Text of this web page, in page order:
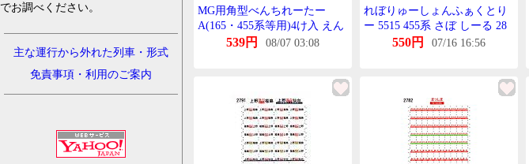
でお調べください。
主な運行から外れた列車・形式
免責事項・利用のご案内
MG用角型べんちれーたー
A(165・455系等用)4け入 えん
539円 08/07 03:08
れぼりゅーしょんふぁくとり
ー 5515 455系 さぼ しーる 28
黒磯-郡山 郡山-黒磯 KATO用
550円 07/16 16:56